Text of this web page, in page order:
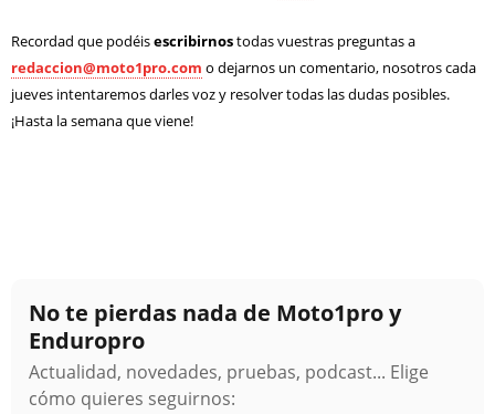
Recordad que podéisescribirnostodas vuestras preguntas a
redaccion@moto1pro.com o dejarnos un comentario, nosotros cada
jueves intentaremos darles voz y resolver todas las dudas posibles.
¡Hasta la semana que viene!
No te pierdas nada de Moto1pro y
Enduropro
Actualidad, novedades, pruebas, podcast... Elige
cómo quieres seguirnos: